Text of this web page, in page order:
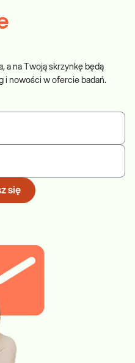
a na Twoją skrzynkę będą
i nowości w ofercie badań.
się